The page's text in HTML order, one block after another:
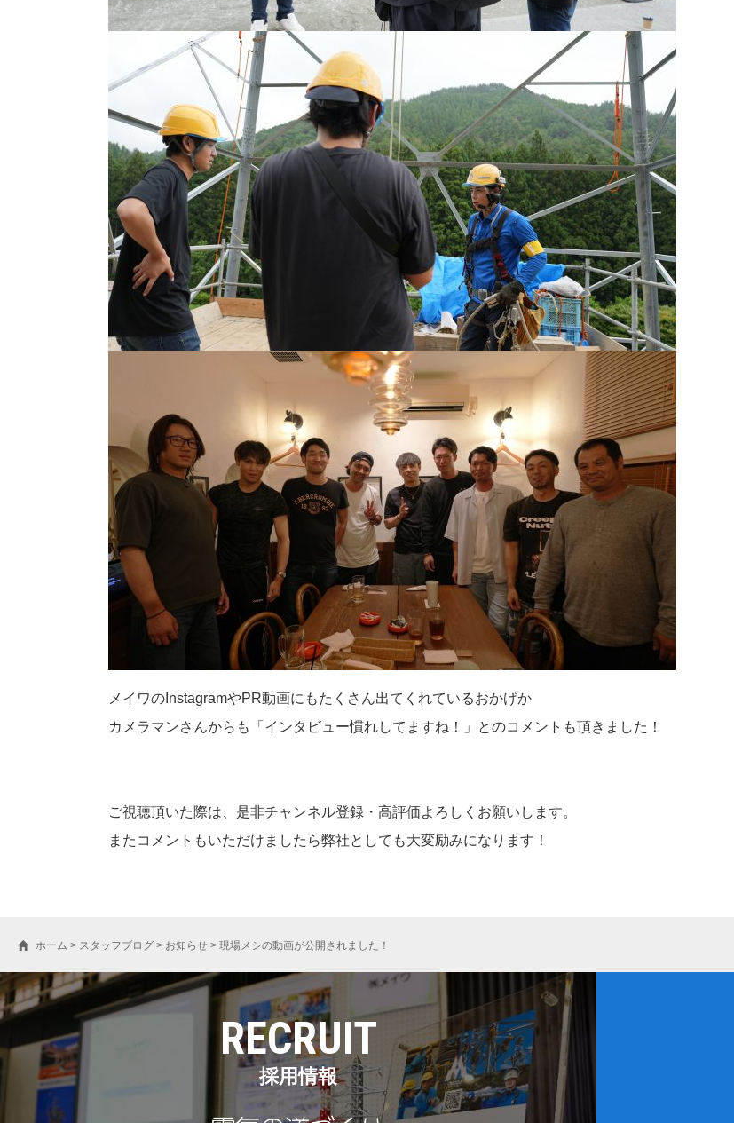
メイワのInstagramやPR動画にもたくさん出てくれているおかげか
カメラマンさんからも「インタビュー慣れしてますね！」とのコメントも頂きました！
ご視聴頂いた際は、是非チャンネル登録・高評価よろしくお願いします。
またコメントもいただけましたら弊社としても大変励みになります！
ホーム > スタッフブログ > お知らせ > 現場メシの動画が公開されました！
RECRUIT
採用情報